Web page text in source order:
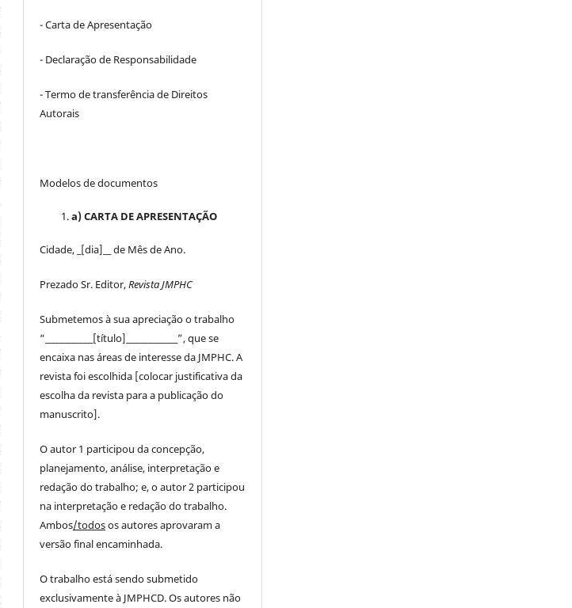
- Carta de Apresentação
- Declaração de Responsabilidade
- Termo de transferência de Direitos
Autorais
Modelos de documentos
a) CARTA DE APRESENTAÇÃO
Cidade, _[dia]__ de Mês de Ano.
Prezado Sr. Editor,Revista JMPHC
Submetemos à sua apreciação o trabalho
“____________[título]_____________”, que se
encaixa nas áreas de interesse da JMPHC. A
revista foi escolhida [colocar justificativa da
escolha da revista para a publicação do
manuscrito].
O autor 1 participou da concepção,
planejamento, análise, interpretação e
redação do trabalho; e, o autor 2 participou
na interpretação e redação do trabalho.
Ambos/todosos autores aprovaram a
versão final encaminhada.
O trabalho está sendo submetido
exclusivamente à JMPHCD. Os autores não